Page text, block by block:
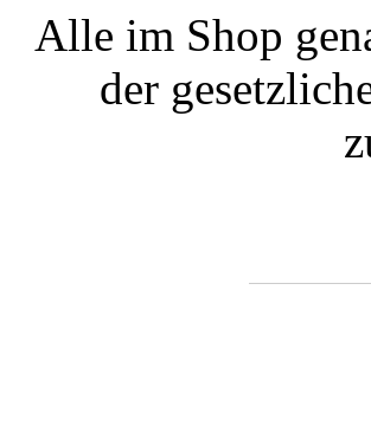
Alle im Shop
der